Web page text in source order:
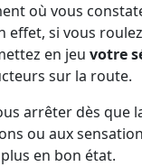
où vous
effet, si vous
en jeu votre
sur la route.
arrêter dès que
ou aux
en bon état.